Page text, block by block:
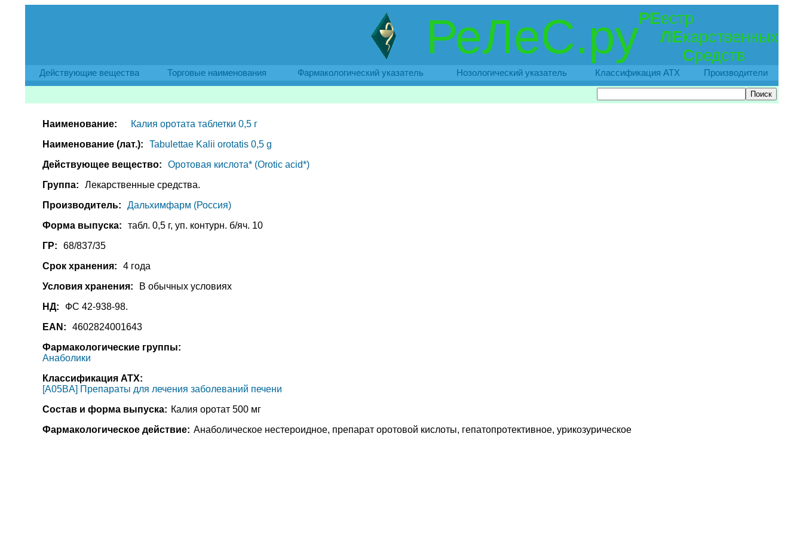
РеЛеС.руРЕестр
ЛЕкарственных
Средств
Действующие вещества Торговые наименования Фармакологический указатель Нозологический указатель Классификация АТХ Производители
Наименование:
Калия оротата таблетки 0,5 г
Наименование (лат.):
Tabulettae Kalii orotatis 0,5 g
Действующее вещество:
Оротовая кислота* (Orotic acid*)
Группа:
Лекарственные средства.
Производитель:
Дальхимфарм (Россия)
Форма выпуска:
табл. 0,5 г, уп. контурн. б/яч. 10
ГР:
68/837/35
Срок хранения:
4 года
Условия хранения:
В обычных условиях
НД:
ФС 42-938-98.
EAN:
4602824001643
Фармакологические группы:
Анаболики
Классификация АТХ:
[A05BA] Препараты для лечения заболеваний печени
Состав и форма выпуска: Калия оротат 500 мг
Фармакологическое действие: Анаболическое нестероидное, препарат оротовой кислоты, гепатопротективное, урикозурическое